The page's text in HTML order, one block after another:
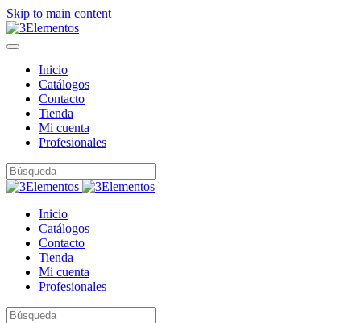
Skip to main content
Inicio
Catálogos
Contacto
Tienda
Mi cuenta
Profesionales
Inicio
Catálogos
Contacto
Tienda
Mi cuenta
Profesionales